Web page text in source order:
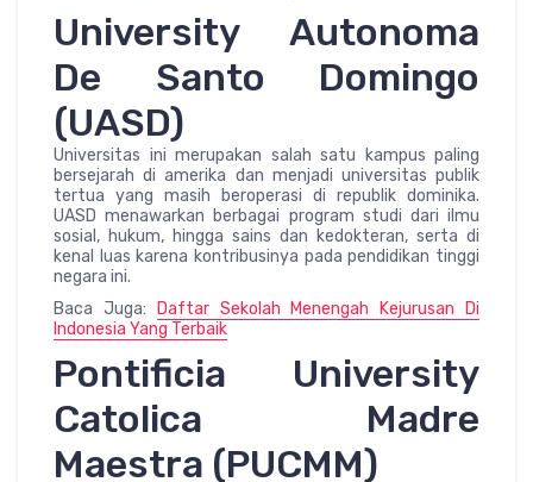
University Autonoma
De Santo Domingo
(UASD)
Universitas ini merupakan salah satu kampus paling
bersejarah di amerika dan menjadi universitas publik
tertua yang masih beroperasi di republik dominika.
UASD menawarkan berbagai program studi dari ilmu
sosial, hukum, hingga sains dan kedokteran, serta di
kenal luas karena kontribusinya pada pendidikan tinggi
negara ini.
Baca Juga:
Daftar Sekolah Menengah Kejurusan Di
Indonesia Yang Terbaik
Pontificia University
Catolica Madre
Maestra (PUCMM)